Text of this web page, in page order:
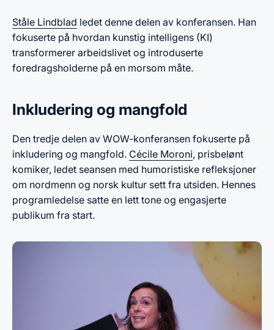
Ståle Lindblad ledet denne delen av konferansen. Han
fokuserte på hvordan kunstig intelligens (KI)
transformerer arbeidslivet og introduserte
foredragsholderne på en morsom måte.
Inkludering og mangfold
Den tredje delen av WOW-konferansen fokuserte på
inkludering og mangfold. Cécile Moroni, prisbelønt
komiker, ledet seansen med humoristiske refleksjoner
om nordmenn og norsk kultur sett fra utsiden. Hennes
programledelse satte en lett tone og engasjerte
publikum fra start.